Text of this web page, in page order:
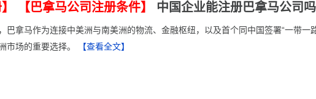
【巴拿马公司注册条件】 中国企业能注册巴拿马公司
巴拿马作为连接中美洲与南美洲的物流、金融枢纽，以及首个同中国签署“一带一
市场的重要选择。
【查看全文】